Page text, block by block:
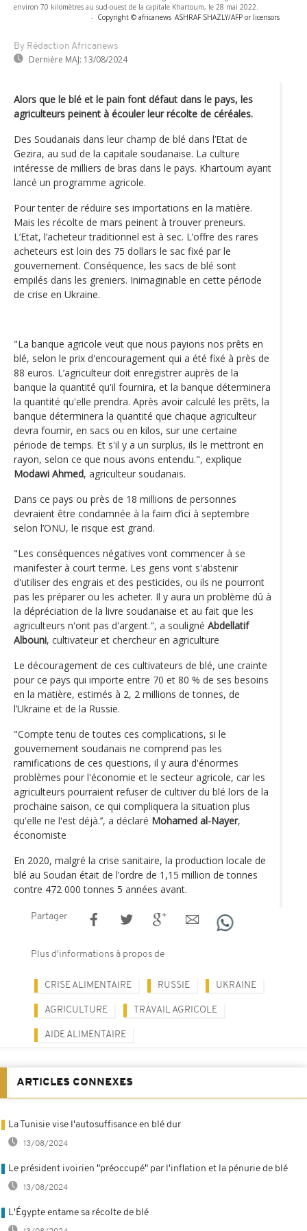
environ 70 kilomètres au sud-ouest de la capitale Khartoum, le 28 mai 2022.
- Copyright © africanews ASHRAF SHAZLY/AFP or licensors
By Rédaction Africanews
Dernière MAJ: 13/08/2024
Alors que le blé et le pain font défaut dans le pays, les
agriculteurs peinent à écouler leur récolte de céréales.
Des Soudanais dans leur champ de blé dans l’Etat de
Gezira, au sud de la capitale soudanaise. La culture
intéresse de milliers de bras dans le pays. Khartoum ayant
lancé un programme agricole.
Pour tenter de réduire ses importations en la matière.
Mais les récolte de mars peinent à trouver preneurs.
L’Etat, l’acheteur traditionnel est à sec. L’offre des rares
acheteurs est loin des 75 dollars le sac fixé par le
gouvernement. Conséquence, les sacs de blé sont
empilés dans les greniers. Inimaginable en cette période
de crise en Ukraine.
"La banque agricole veut que nous payions nos prêts en
blé, selon le prix d'encouragement qui a été fixé à près de
88 euros. L’agriculteur doit enregistrer auprès de la
banque la quantité qu'il fournira, et la banque déterminera
la quantité qu'elle prendra. Après avoir calculé les prêts, la
banque déterminera la quantité que chaque agriculteur
devra fournir, en sacs ou en kilos, sur une certaine
période de temps. Et s'il y a un surplus, ils le mettront en
rayon, selon ce que nous avons entendu.", explique
Modawi Ahmed, agriculteur soudanais.
Dans ce pays ou près de 18 millions de personnes
devraient être condamnée à la faim d’ici à septembre
selon l’ONU, le risque est grand.
"Les conséquences négatives vont commencer à se
manifester à court terme. Les gens vont s'abstenir
d'utiliser des engrais et des pesticides, ou ils ne pourront
pas les préparer ou les acheter. Il y aura un problème dû à
la dépréciation de la livre soudanaise et au fait que les
agriculteurs n'ont pas d'argent.", a souligné Abdellatif
Albouni, cultivateur et chercheur en agriculture
Le découragement de ces cultivateurs de blé, une crainte
pour ce pays qui importe entre 70 et 80 % de ses besoins
en la matière, estimés à 2, 2 millions de tonnes, de
l’Ukraine et de la Russie.
"Compte tenu de toutes ces complications, si le
gouvernement soudanais ne comprend pas les
ramifications de ces questions, il y aura d'énormes
problèmes pour l'économie et le secteur agricole, car les
agriculteurs pourraient refuser de cultiver du blé lors de la
prochaine saison, ce qui compliquera la situation plus
qu'elle ne l'est déjà.’’, a déclaré Mohamed al-Nayer,
économiste
En 2020, malgré la crise sanitaire, la production locale de
blé au Soudan était de l’ordre de 1,15 million de tonnes
contre 472 000 tonnes 5 années avant.
Partager
Plus d'informations à propos de
CRISE ALIMENTAIRE RUSSIE UKRAINE
AGRICULTURE TRAVAIL AGRICOLE
AIDE ALIMENTAIRE
ARTICLES CONNEXES
La Tunisie vise l'autosuffisance en blé dur
13/08/2024
Le président ivoirien "préoccupé" par l'inflation et la pénurie de blé
13/08/2024
L'Égypte entame sa récolte de blé